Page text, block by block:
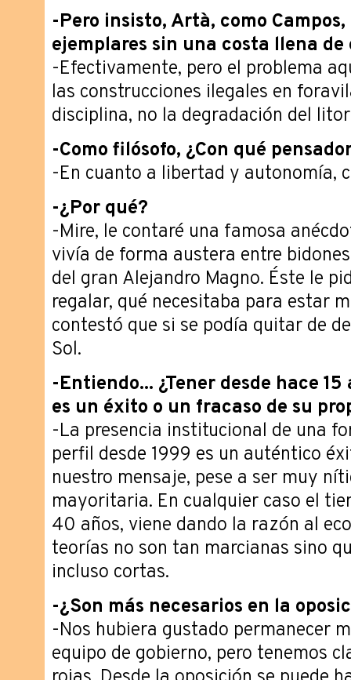
-Pero insisto, Artà, como
ejemplares sin una costa llena de
-Efectivamente, pero el problema
las construcciones ilegales en
disciplina, no la degradación del
-Como filósofo, ¿Con qué
-En cuanto a libertad y autonomía,
-¿Por qué?
-Mire, le contaré una famosa
vivía de forma austera entre
del gran Alejandro Magno. Éste le
regalar, qué necesitaba para estar
contestó que si se podía quitar de
Sol.
-Entiendo... ¿Tener desde hace
es un éxito o un fracaso de su
-La presencia institucional de una
perfil desde 1999 es un auténtico
nuestro mensaje, pese a ser muy
mayoritaria. En cualquier caso el
40 años, viene dando la razón al
teorías no son tan marcianas sino
incluso cortas.
-¿Son más necesarios en la
-Nos hubiera gustado permanecer
equipo de gobierno, pero tenemos